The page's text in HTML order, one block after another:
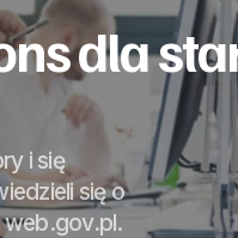
dla
i się
się o
web.gov.pl.